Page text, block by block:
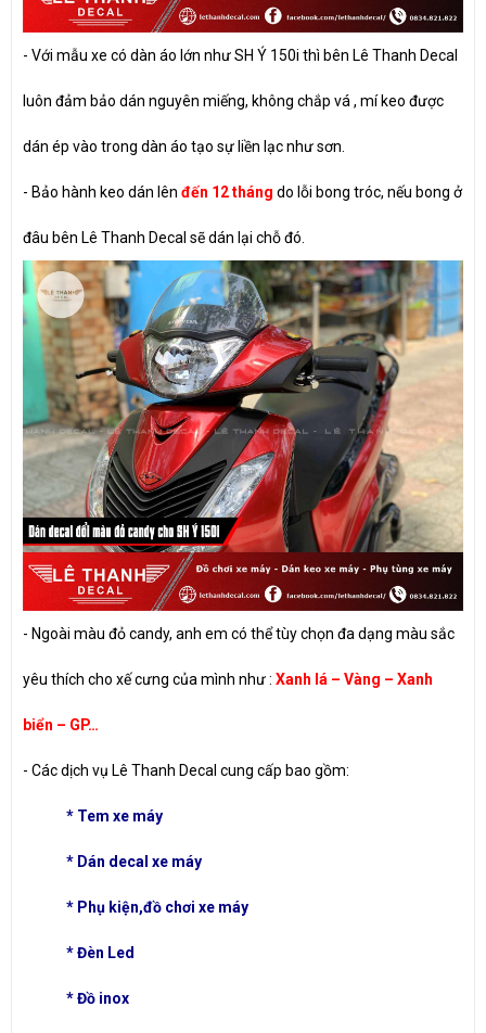
- Với mẫu xe có dàn áo lớn như SH Ý 150i thì bên Lê Thanh Decal
luôn đảm bảo dán nguyên miếng, không chắp vá , mí keo được
dán ép vào trong dàn áo tạo sự liền lạc như sơn.
- Bảo hành keo dán lên đến 12 tháng do lỗi bong tróc, nếu bong ở
đâu bên Lê Thanh Decal sẽ dán lại chỗ đó.
- Ngoài màu đỏ candy, anh em có thể tùy chọn đa dạng màu sắc
yêu thích cho xế cưng của mình như : Xanh lá – Vàng – Xanh
biển – GP…
- Các dịch vụ Lê Thanh Decal cung cấp bao gồm:
* Tem xe máy
* Dán decal xe máy
* Phụ kiện,đồ chơi xe máy
*Đèn Led
*Đồ inox